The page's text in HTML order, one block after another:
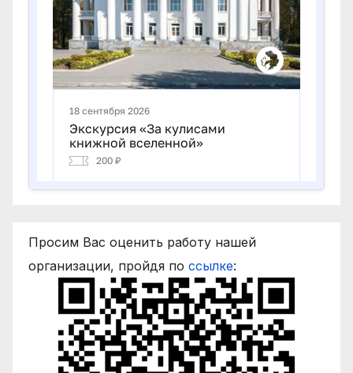
Просим Вас оценить работу нашей
организации, пройдя по ссылке: